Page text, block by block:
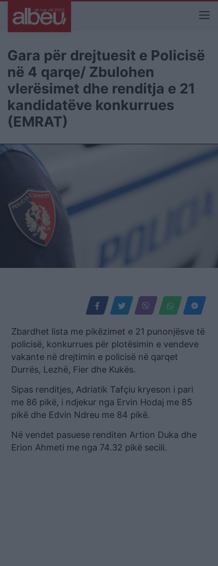
Gara për drejtuesit e Policisë
në 4 qarqe/ Zbulohen
vlerësimet dhe renditja e 21
kandidatëve konkurrues
(EMRAT)
Zbardhet lista me pikëzimet e 21 punonjësve të
policisë, konkurrues për plotësimin e vendeve
vakante në drejtimin e policisë në qarqet
Durrës, Lezhë, Fier dhe Kukës.
Sipas renditjes, Adriatik Tafçiu kryeson i pari
me 86 pikë, i ndjekur nga Ervin Hodaj me 85
pikë dhe Edvin Ndreu me 84 pikë.
Në vendet pasuese renditen Artion Duka dhe
Erion Ahmeti me nga 74.32 pikë secili.